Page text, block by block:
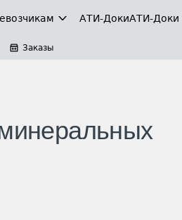
АТИ-ДокиАТИ-
Заказы